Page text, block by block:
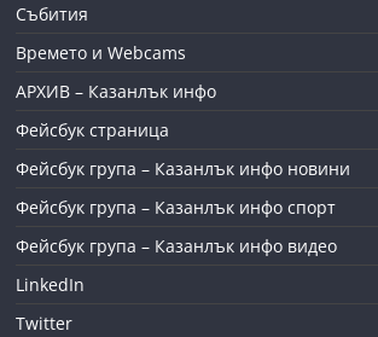
Събития
Времето и Webcams
АРХИВ – Казанлък инфо
Фейсбук страница
Фейсбук група – Казанлък инфо новини
Фейсбук група – Казанлък инфо спорт
Фейсбук група – Казанлък инфо видео
LinkedIn
Twitter